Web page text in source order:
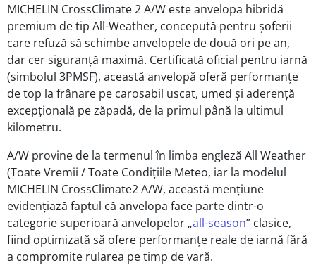
MICHELIN CrossClimate 2 A/W este anvelopa hibridă
premium de tip All-Weather, concepută pentru șoferii
care refuză să schimbe anvelopele de două ori pe an,
dar cer siguranță maximă. Certificată oficial pentru iarnă
(simbolul 3PMSF), această anvelopă oferă performanțe
de top la frânare pe carosabil uscat, umed și aderență
excepțională pe zăpadă, de la primul până la ultimul
kilometru.
A/W provine de la termenul în limba engleză All Weather
(Toate Vremii / Toate Condițiile Meteo, iar la modelul
MICHELIN CrossClimate2 A/W, această mențiune
evidențiază faptul că anvelopa face parte dintr-o
categorie superioară anvelopelor „all-season” clasice,
fiind optimizată să ofere performanțe reale de iarnă fără
a compromite rularea pe timp de vară.